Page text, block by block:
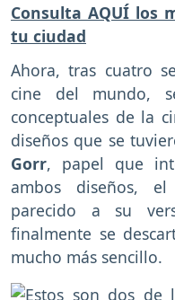
Consulta AQUÍ los
tu ciudad
Ahora, tras cuatro
cine del mundo,
conceptuales de la
diseños que se
Gorr, papel que
ambos diseños,
parecido a su
finalmente se
mucho más sencillo.